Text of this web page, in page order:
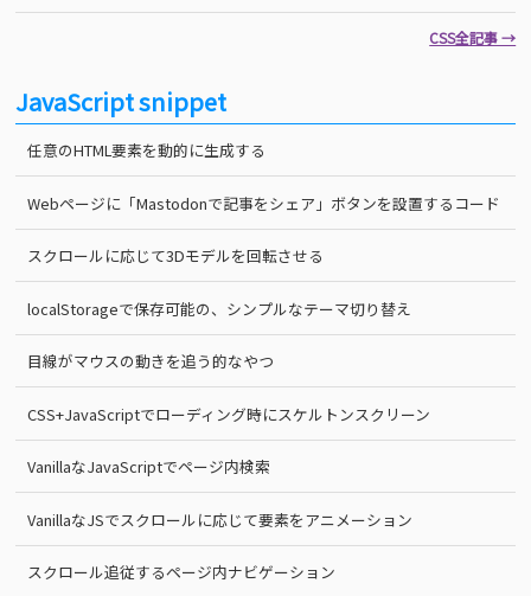
CSS全記事 →
JavaScript snippet
任意のHTML要素を動的に生成する
Webページに「Mastodonで記事をシェア」ボタンを設置するコード
スクロールに応じて3Dモデルを回転させる
localStorageで保存可能の、シンプルなテーマ切り替え
目線がマウスの動きを追う的なやつ
CSS+JavaScriptでローディング時にスケルトンスクリーン
VanillaなJavaScriptでページ内検索
VanillaなJSでスクロールに応じて要素をアニメーション
スクロール追従するページ内ナビゲーション